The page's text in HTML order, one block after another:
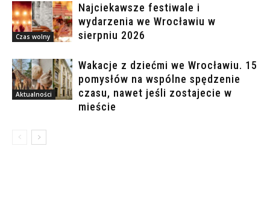
Czas wolny
Najciekawsze festiwale i
wydarzenia we Wrocławiu w
sierpniu 2026
Aktualności
Wakacje z dziećmi we Wrocławiu. 15
pomysłów na wspólne spędzenie
czasu, nawet jeśli zostajecie w
mieście